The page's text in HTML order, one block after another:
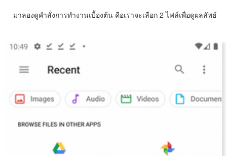
มาลองดูคำสั่งการทำงานเบื้องต้น คือเราจะเลือก 2 ไฟล์เพื่อดูผลลัพธ์